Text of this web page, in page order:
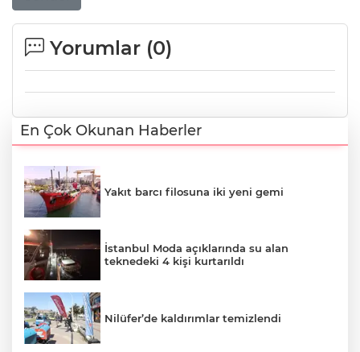
Yorumlar (0)
En Çok Okunan Haberler
Yakıt barcı filosuna iki yeni gemi
İstanbul Moda açıklarında su alan
teknedeki 4 kişi kurtarıldı
Nilüfer’de kaldırımlar temizlendi